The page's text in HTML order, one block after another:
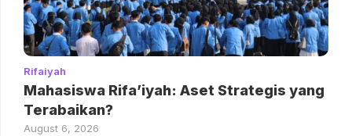
Rifaiyah
Mahasiswa Rifa’iyah: Aset Strategis yang
Terabaikan?
August 6, 2026